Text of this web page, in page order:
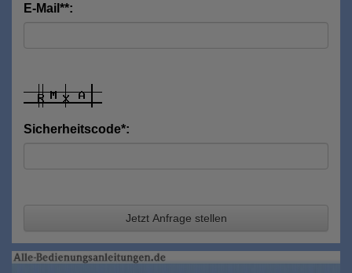
E-Mail**:
Sicherheitscode*:
Jetzt Anfrage stellen